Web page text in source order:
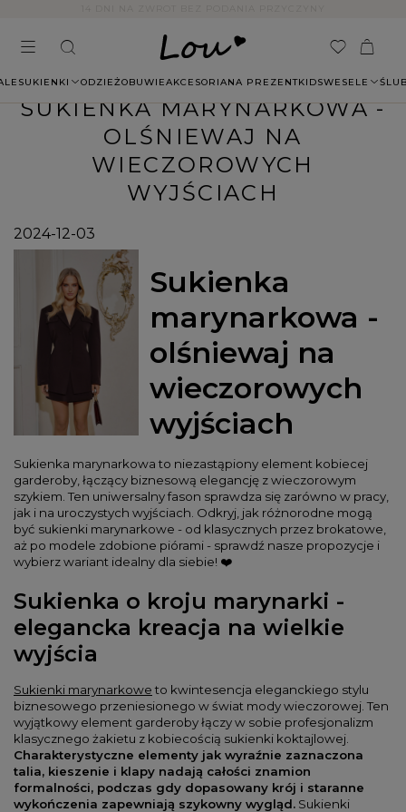
SUKIENKI ODZIEŻOBUWIEAKCESORIANA PREZENTKIDSWESELE
SUKIENKA MARYNARKOWA -
OLŚNIEWAJ NA
WIECZOROWYCH
WYJŚCIACH
2024-12-03
Sukienka
marynarkowa -
olśniewaj na
wieczorowych
wyjściach
Sukienka marynarkowa to niezastąpiony element kobiecej
garderoby, łączący biznesową elegancję z wieczorowym
szykiem. Ten uniwersalny fason sprawdza się zarówno w pracy,
jak i na uroczystych wyjściach. Odkryj, jak różnorodne mogą
być sukienki marynarkowe - od klasycznych przez brokatowe,
aż po modele zdobione piórami - sprawdź nasze propozycje i
wybierz wariant idealny dla siebie! ❤️
Sukienka o kroju marynarki -
elegancka kreacja na wielkie
wyjścia
Sukienki marynarkowe to kwintesencja eleganckiego stylu
biznesowego przeniesionego w świat mody wieczorowej. Ten
wyjątkowy element garderoby łączy w sobie profesjonalizm
klasycznego żakietu z kobiecością sukienki koktajlowej.
Charakterystyczne elementy jak wyraźnie zaznaczona
talia, kieszenie i klapy nadają całości znamion
formalności, podczas gdy dopasowany krój i staranne
wykończenia zapewniają szykowny wygląd. Sukienki